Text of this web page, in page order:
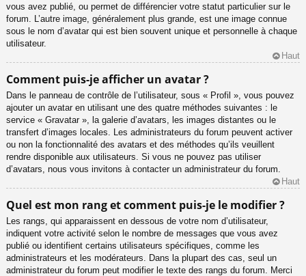
vous avez publié, ou permet de différencier votre statut particulier sur le
forum. L’autre image, généralement plus grande, est une image connue
sous le nom d’avatar qui est bien souvent unique et personnelle à chaque
utilisateur.
Haut
Comment puis-je afficher un avatar ?
Dans le panneau de contrôle de l’utilisateur, sous « Profil », vous pouvez
ajouter un avatar en utilisant une des quatre méthodes suivantes : le
service « Gravatar », la galerie d’avatars, les images distantes ou le
transfert d’images locales. Les administrateurs du forum peuvent activer
ou non la fonctionnalité des avatars et des méthodes qu’ils veuillent
rendre disponible aux utilisateurs. Si vous ne pouvez pas utiliser
d’avatars, nous vous invitons à contacter un administrateur du forum.
Haut
Quel est mon rang et comment puis-je le modifier ?
Les rangs, qui apparaissent en dessous de votre nom d’utilisateur,
indiquent votre activité selon le nombre de messages que vous avez
publié ou identifient certains utilisateurs spécifiques, comme les
administrateurs et les modérateurs. Dans la plupart des cas, seul un
administrateur du forum peut modifier le texte des rangs du forum. Merci